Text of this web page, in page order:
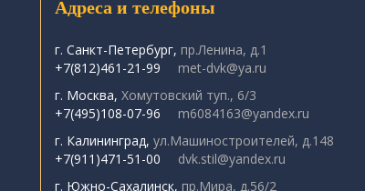
Адреса и телефоны
г. Санкт-Петербург, пр.Ленина, д.1
+7(812)461-21-99
met-dvk@ya.ru
г. Москва, Хомутовский туп., 6/3
+7(495)108-07-96
m6084163@yandex.ru
г. Калининград, ул.Машиностроителей, д.148
+7(911)471-51-00
dvk.stil@yandex.ru
г. Южно-Сахалинск, пр.Мира, д.56/2